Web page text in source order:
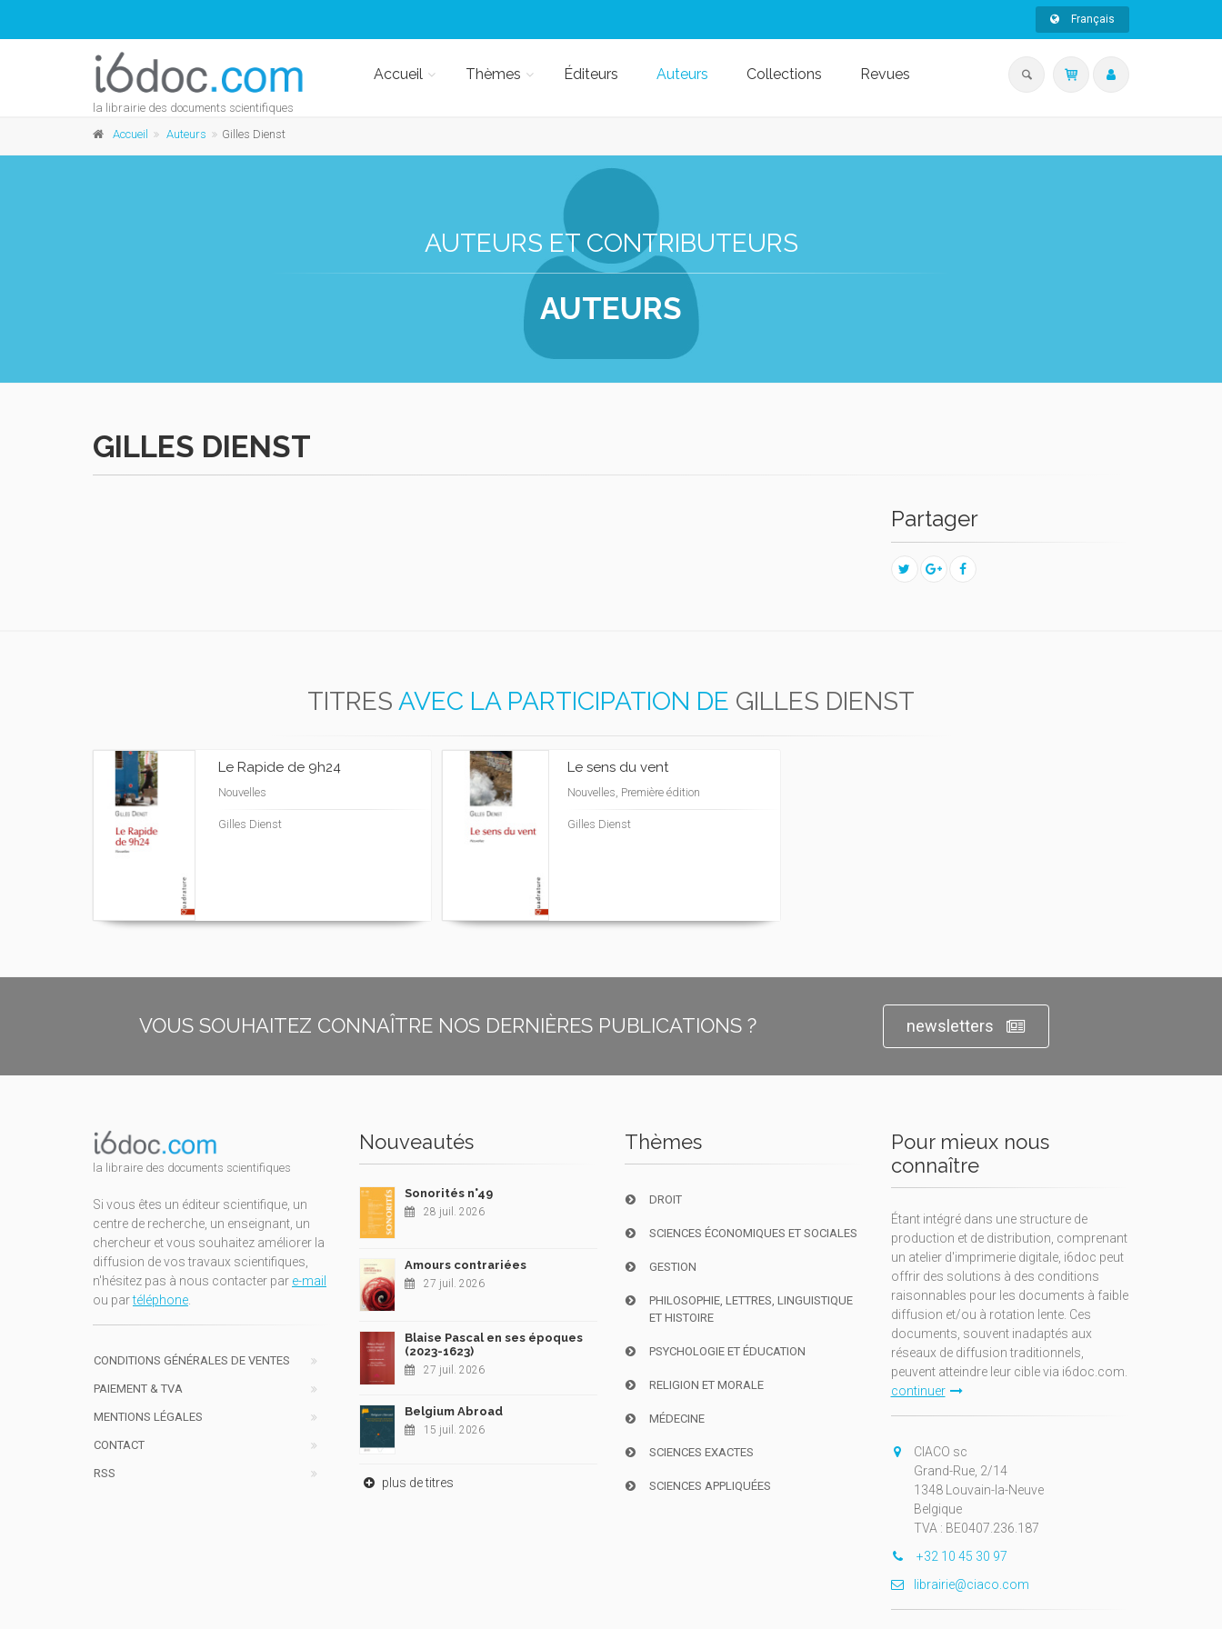
Français
la librairie des documents scientifiques
Accueil Thèmes Éditeurs Auteurs Collections Revues
Accueil Auteurs Gilles Dienst
AUTEURS ET CONTRIBUTEURS
AUTEURS
GILLES DIENST
Partager
TITRES AVEC LA PARTICIPATION DE GILLES DIENST
Le Rapide de 9h24
Nouvelles
Gilles Dienst
Le sens du vent
Nouvelles, Première édition
Gilles Dienst
VOUS SOUHAITEZ CONNAÎTRE NOS DERNIÈRES PUBLICATIONS ? newsletters
la libraire des documents scientifiques
Si vous êtes un éditeur scientifique, un
centre de recherche, un enseignant, un
chercheur et vous souhaitez améliorer la
diffusion de vos travaux scientifiques,
n'hésitez pas à nous contacter par e-mail
ou partéléphone.
CONDITIONS GÉNÉRALES DE VENTES
PAIEMENT & TVA
MENTIONS LÉGALES
CONTACT
RSS
Nouveautés
Sonorités n°49
28 juil. 2026
Amours contrariées
27 juil. 2026
Blaise Pascal en ses époques
(2023-1623)
27 juil. 2026
Belgium Abroad
15 juil. 2026
plus de titres
Thèmes
DROIT
SCIENCES ÉCONOMIQUES ET SOCIALES
GESTION
PHILOSOPHIE, LETTRES, LINGUISTIQUE
ET HISTOIRE
PSYCHOLOGIE ET ÉDUCATION
RELIGION ET MORALE
MÉDECINE
SCIENCES EXACTES
SCIENCES APPLIQUÉES
Pour mieux nous
connaître
Étant intégré dans une structure de
production et de distribution, comprenant
un atelier d'imprimerie digitale, i6doc peut
offrir des solutions à des conditions
raisonnables pour les documents à faible
diffusion et/ou à rotation lente. Ces
documents, souvent inadaptés aux
réseaux de diffusion traditionnels,
peuvent atteindre leur cible via i6doc.com.
continuer
CIACO sc
Grand-Rue, 2/14
1348 Louvain-la-Neuve
Belgique
TVA : BE0407.236.187
+32 10 45 30 97
librairie@ciaco.com